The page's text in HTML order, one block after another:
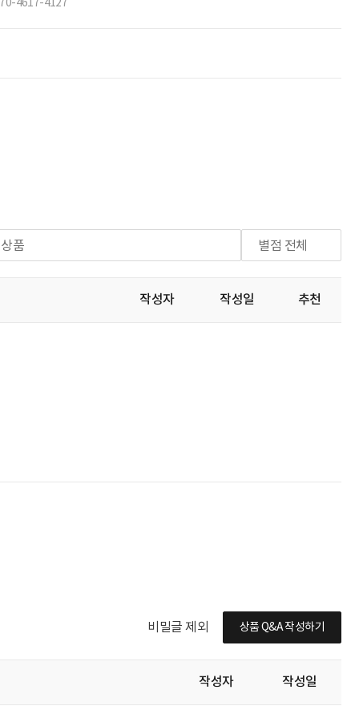
4617-4127
품 별점 전체
작성자 작성일 추천
비밀글 제외 상품 Q&A 작성하기
작성자 작성일